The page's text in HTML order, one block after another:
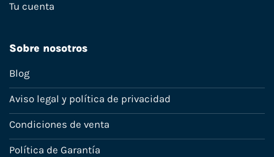
Tu cuenta
Sobre nosotros
Blog
Aviso legal y política de privacidad
Condiciones de venta
Política de Garantía